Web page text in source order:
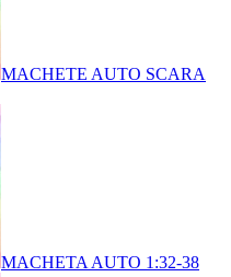
MACHETE AUTO SCARA
MACHETA AUTO 1:32-38